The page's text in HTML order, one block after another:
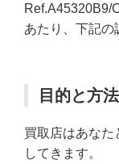
Ref.A45320B9/
あたり、下記の
目的と方法
買取店はあなた
してきます。